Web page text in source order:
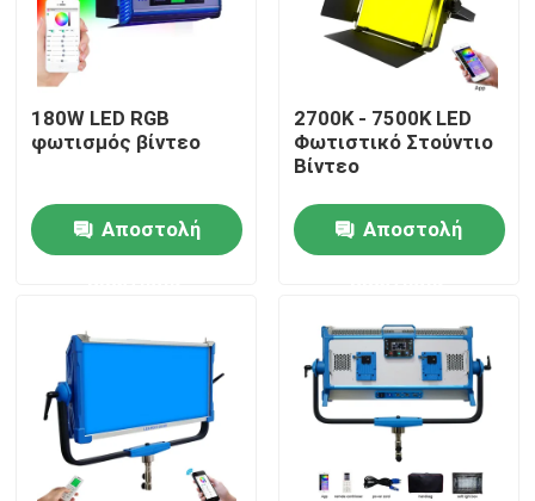
Έλεγχος ποιότητας
Επικοινωνήστε μαζί μας
Ειδήσεις
Τηλεοπτικά φω'τα στούντιο οδηγήσεων
Τηλεοπτικό φως των RGB οδηγήσεων
180W LED RGB
φωτισμός βίντεο
Αποστολή
2700K - 7500K LED
Φωτιστικό Στούντιο
Βίντεο
Αποστολή